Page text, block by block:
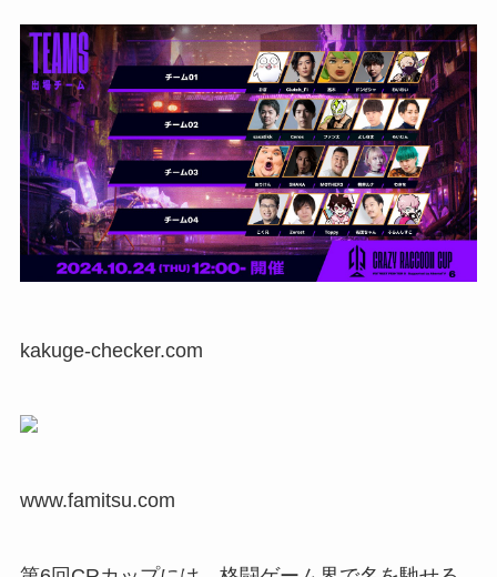
kakuge-checker.com
www.famitsu.com